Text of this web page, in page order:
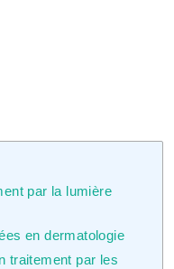
par la lumière
en dermatologie
traitement par les